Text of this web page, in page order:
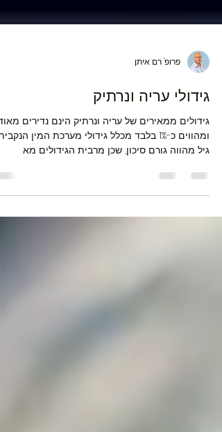
פרופ' רם איתן
גידולי עריה ונרתיק
ומהווים כ-1% בלבד מכלל גידולי מערכת המין
גיל מהווה גורם סיכון, שכן מרבית הגידולים מא